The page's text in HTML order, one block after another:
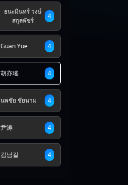
ธนะมินทร์ วงษ์
สกุลพัชร์
4
Guan Yue 4
胡亦瑤 4
นพชัย ชัยนาม 4
尹涛 4
김남길 4